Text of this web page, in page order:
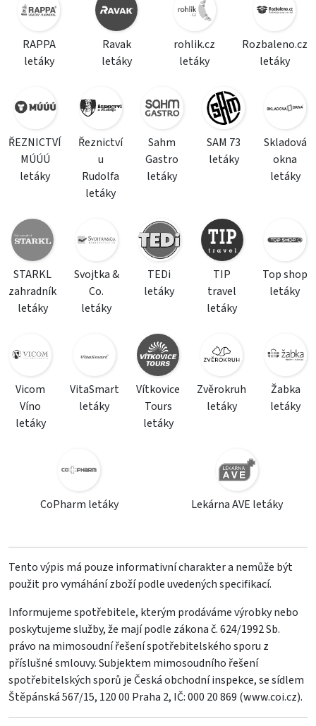
RAPPA
letáky
Ravak
letáky
rohlik.cz
letáky
Rozbaleno.cz
letáky
ŘEZNICTVÍ
MÚÚÚ
letáky
Řeznictví
u
Rudolfa
letáky
Sahm
Gastro
letáky
SAM 73
letáky
Skladová
okna
letáky
STARKL
zahradník
letáky
Svojtka &
Co.
letáky
TEDi
letáky
TIP
travel
letáky
Top shop
letáky
Vicom
Víno
letáky
VitaSmart
letáky
Vítkovice
Tours
letáky
Zvěrokruh
letáky
Žabka
letáky
CoPharm letáky Lekárna AVE letáky
Tento výpis má pouze informativní charakter a nemůže být
použit pro vymáhání zboží podle uvedených specifikací.
Informujeme spotřebitele, kterým prodáváme výrobky nebo
poskytujeme služby, že mají podle zákona č. 624/1992 Sb.
právo na mimosoudní řešení spotřebitelského sporu z
příslušné smlouvy. Subjektem mimosoudního řešení
spotřebitelských sporů je Česká obchodní inspekce, se sídlem
Štěpánská 567/15, 120 00 Praha 2, IČ: 000 20 869 (www.coi.cz).